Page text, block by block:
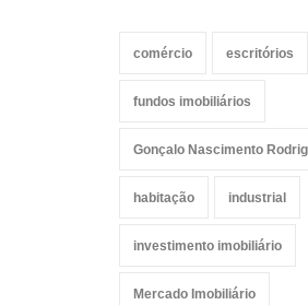
comércio escritórios
fundos imobiliários
Gonçalo Nascimento
habitação industrial
investimento imobiliário
Mercado Imobiliário